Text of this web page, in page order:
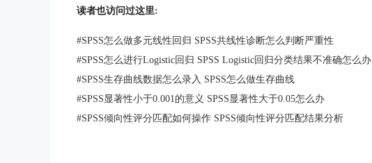
读者也访问过这里:
#SPSS怎么做多元线性回归 SPSS共线性诊断怎么判断严重性
#SPSS怎么进行Logistic回归 SPSS Logistic回归分类结果不准确怎么办
#SPSS生存曲线数据怎么录入 SPSS怎么做生存曲线
#SPSS显著性小于0.001的意义 SPSS显著性大于0.05怎么办
#SPSS倾向性评分匹配如何操作 SPSS倾向性评分匹配结果分析